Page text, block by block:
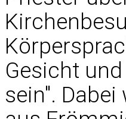
Gesicht
sein".